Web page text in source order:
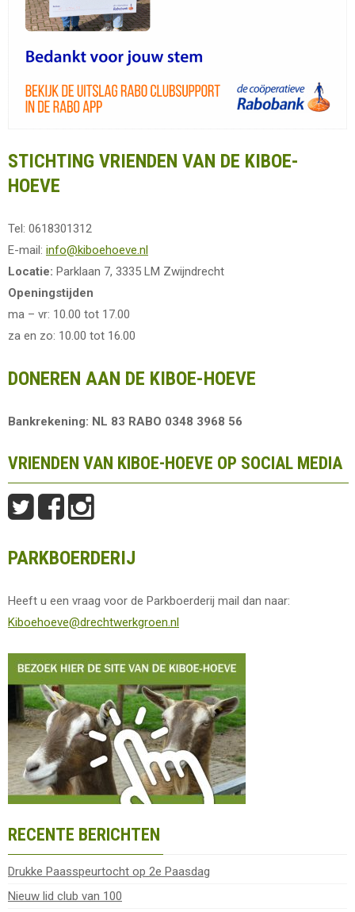
STICHTING VRIENDEN VAN DE KIBOE-
HOEVE
Tel: 0618301312
E-mail: info@kiboehoeve.nl
Locatie: Parklaan 7, 3335 LM Zwijndrecht
Openingstijden
ma – vr: 10.00 tot 17.00
za en zo: 10.00 tot 16.00
DONEREN AAN DE KIBOE-HOEVE
Bankrekening: NL 83 RABO 0348 3968 56
VRIENDEN VAN KIBOE-HOEVE OP SOCIAL MEDIA
PARKBOERDERIJ
Heeft u een vraag voor de Parkboerderij mail dan naar:
Kiboehoeve@drechtwerkgroen.nl
RECENTE BERICHTEN
Drukke Paasspeurtocht op 2e Paasdag
Nieuw lid club van 100